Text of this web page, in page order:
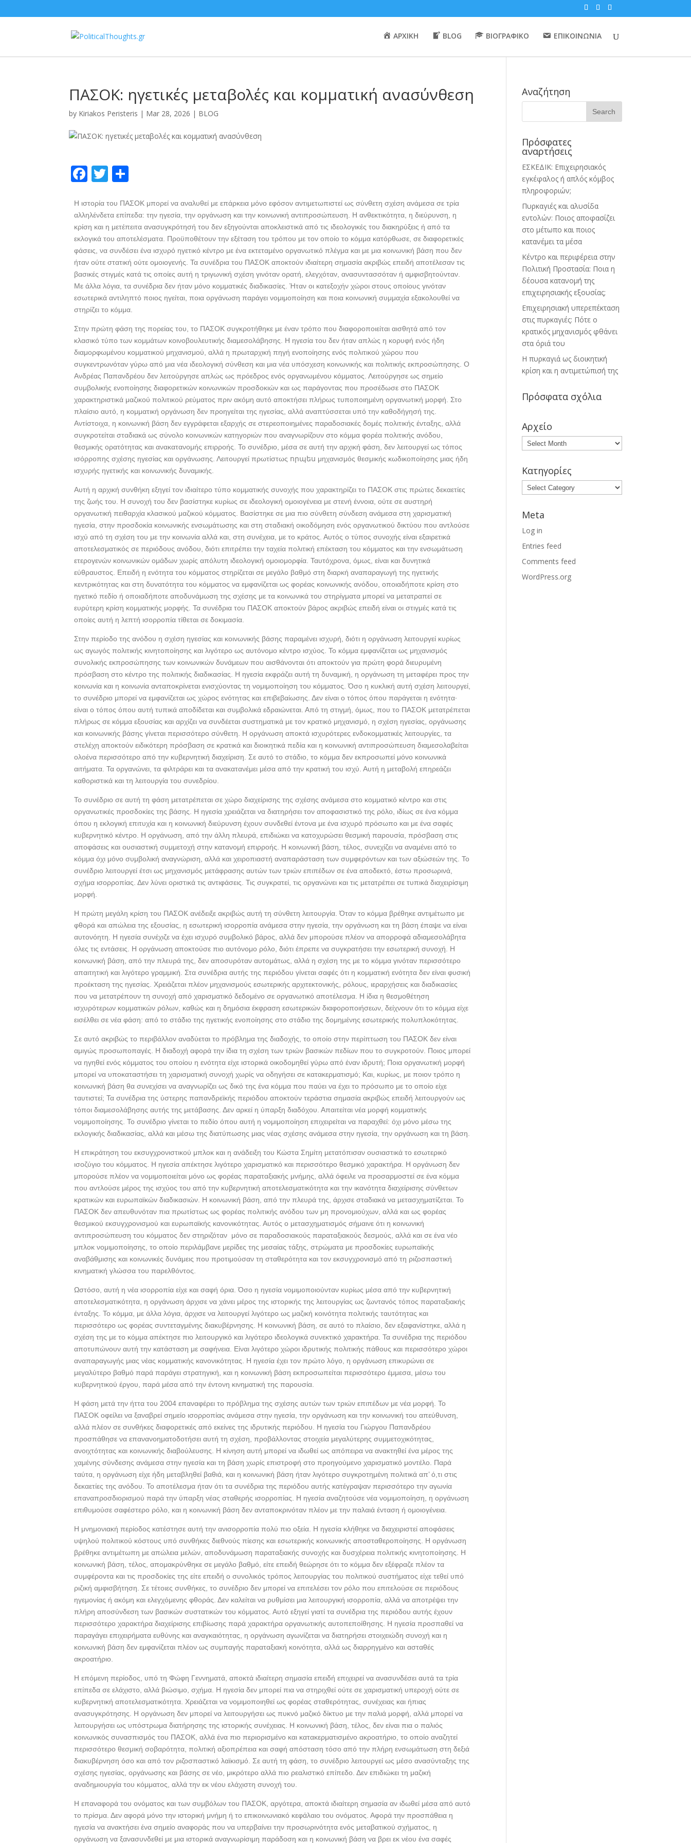
ΑΡΧΙΚΗ BLOG ΒΙΟΓΡΑΦΙΚΟ ΕΠΙΚΟΙΝΩΝΙΑ
ΠΑΣΟΚ: ηγετικές μεταβολές και κομματική ανασύνθεση
by Kiriakos Peristeris | Mar 28, 2026 | BLOG
F
e
b
o
o
k
T
itt
er
ar
e
Η ιστορία του ΠΑΣΟΚ μπορεί να αναλυθεί με επάρκεια μόνο εφόσον αντιμετωπιστεί ως σύνθετη σχέση ανάμεσα σε τρία
αλληλένδετα επίπεδα: την ηγεσία, την οργάνωση και την κοινωνική αντιπροσώπευση. Η ανθεκτικότητα, η διεύρυνση, η
κρίση και η μετέπειτα ανασυγκρότησή του δεν εξηγούνται αποκλειστικά από τις ιδεολογικές του διακηρύξεις ή από τα
εκλογικά του αποτελέσματα. Προϋποθέτουν την εξέταση του τρόπου με τον οποίο το κόμμα κατόρθωσε, σε διαφορετικές
φάσεις, να συνδέσει ένα ισχυρό ηγετικό κέντρο με ένα εκτεταμένο οργανωτικό πλέγμα και με μια κοινωνική βάση που δεν
ήταν ούτε στατική ούτε ομοιογενής. Τα συνέδρια του ΠΑΣΟΚ αποκτούν ιδιαίτερη σημασία ακριβώς επειδή αποτέλεσαν τις
βασικές στιγμές κατά τις οποίες αυτή η τριγωνική σχέση γινόταν ορατή, ελεγχόταν, ανασυντασσόταν ή αμφισβητούνταν.
Με άλλα λόγια, τα συνέδρια δεν ήταν μόνο κομματικές διαδικασίες. Ήταν οι κατεξοχήν χώροι στους οποίους γινόταν
εσωτερικά αντιληπτό ποιος ηγείται, ποια οργάνωση παράγει νομιμοποίηση και ποια κοινωνική συμμαχία εξακολουθεί να
στηρίζει το κόμμα.
Στην πρώτη φάση της πορείας του, το ΠΑΣΟΚ συγκροτήθηκε με έναν τρόπο που διαφοροποιείται αισθητά από τον
κλασικό τύπο των κομμάτων κοινοβουλευτικής διαμεσολάβησης. Η ηγεσία του δεν ήταν απλώς η κορυφή ενός ήδη
διαμορφωμένου κομματικού μηχανισμού, αλλά η πρωταρχική πηγή ενοποίησης ενός πολιτικού χώρου που
συγκεντρωνόταν γύρω από μια νέα ιδεολογική σύνθεση και μια νέα υπόσχεση κοινωνικής και πολιτικής εκπροσώπησης. Ο
Ανδρέας Παπανδρέου δεν λειτούργησε απλώς ως πρόεδρος ενός οργανωμένου κόμματος. Λειτούργησε ως σημείο
συμβολικής ενοποίησης διαφορετικών κοινωνικών προσδοκιών και ως παράγοντας που προσέδωσε στο ΠΑΣΟΚ
χαρακτηριστικά μαζικού πολιτικού ρεύματος πριν ακόμη αυτό αποκτήσει πλήρως τυποποιημένη οργανωτική μορφή. Στο
πλαίσιο αυτό, η κομματική οργάνωση δεν προηγείται της ηγεσίας, αλλά αναπτύσσεται υπό την καθοδήγησή της.
Αντίστοιχα, η κοινωνική βάση δεν εγγράφεται εξαρχής σε στερεοποιημένες παραδοσιακές δομές πολιτικής ένταξης, αλλά
συγκροτείται σταδιακά ως σύνολο κοινωνικών κατηγοριών που αναγνωρίζουν στο κόμμα φορέα πολιτικής ανόδου,
θεσμικής ορατότητας και ανακατανομής επιρροής. Το συνέδριο, μέσα σε αυτή την αρχική φάση, δεν λειτουργεί ως τόπος
ισόρροπης σχέσης ηγεσίας και οργάνωσης. Λειτουργεί πρωτίστως որպես μηχανισμός θεσμικής κωδικοποίησης μιας ήδη
ισχυρής ηγετικής και κοινωνικής δυναμικής.
Αυτή η αρχική συνθήκη εξηγεί τον ιδιαίτερο τύπο κομματικής συνοχής που χαρακτηρίζει το ΠΑΣΟΚ στις πρώτες δεκαετίες
της ζωής του. Η συνοχή του δεν βασίστηκε κυρίως σε ιδεολογική ομοιογένεια με στενή έννοια, ούτε σε αυστηρή
οργανωτική πειθαρχία κλασικού μαζικού κόμματος. Βασίστηκε σε μια πιο σύνθετη σύνδεση ανάμεσα στη χαρισματική
ηγεσία, στην προσδοκία κοινωνικής ενσωμάτωσης και στη σταδιακή οικοδόμηση ενός οργανωτικού δικτύου που αντλούσε
ισχύ από τη σχέση του με την κοινωνία αλλά και, στη συνέχεια, με το κράτος. Αυτός ο τύπος συνοχής είναι εξαιρετικά
αποτελεσματικός σε περιόδους ανόδου, διότι επιτρέπει την ταχεία πολιτική επέκταση του κόμματος και την ενσωμάτωση
ετερογενών κοινωνικών ομάδων χωρίς απόλυτη ιδεολογική ομοιομορφία. Ταυτόχρονα, όμως, είναι και δυνητικά
εύθραυστος. Επειδή η ενότητα του κόμματος στηρίζεται σε μεγάλο βαθμό στη διαρκή αναπαραγωγή της ηγετικής
κεντρικότητας και στη δυνατότητα του κόμματος να εμφανίζεται ως φορέας κοινωνικής ανόδου, οποιαδήποτε κρίση στο
ηγετικό πεδίο ή οποιαδήποτε αποδυνάμωση της σχέσης με τα κοινωνικά του στηρίγματα μπορεί να μετατραπεί σε
ευρύτερη κρίση κομματικής μορφής. Τα συνέδρια του ΠΑΣΟΚ αποκτούν βάρος ακριβώς επειδή είναι οι στιγμές κατά τις
οποίες αυτή η λεπτή ισορροπία τίθεται σε δοκιμασία.
Στην περίοδο της ανόδου η σχέση ηγεσίας και κοινωνικής βάσης παραμένει ισχυρή, διότι η οργάνωση λειτουργεί κυρίως
ως αγωγός πολιτικής κινητοποίησης και λιγότερο ως αυτόνομο κέντρο ισχύος. Το κόμμα εμφανίζεται ως μηχανισμός
συνολικής εκπροσώπησης των κοινωνικών δυνάμεων που αισθάνονται ότι αποκτούν για πρώτη φορά διευρυμένη
πρόσβαση στο κέντρο της πολιτικής διαδικασίας. Η ηγεσία εκφράζει αυτή τη δυναμική, η οργάνωση τη μεταφέρει προς την
κοινωνία και η κοινωνία ανταποκρίνεται ενισχύοντας τη νομιμοποίηση του κόμματος. Όσο η κυκλική αυτή σχέση λειτουργεί,
το συνέδριο μπορεί να εμφανίζεται ως χώρος ενότητας και επιβεβαίωσης. Δεν είναι ο τόπος όπου παράγεται η ενότητα·
είναι ο τόπος όπου αυτή τυπικά αποδίδεται και συμβολικά εδραιώνεται. Από τη στιγμή, όμως, που το ΠΑΣΟΚ μετατρέπεται
πλήρως σε κόμμα εξουσίας και αρχίζει να συνδέεται συστηματικά με τον κρατικό μηχανισμό, η σχέση ηγεσίας, οργάνωσης
και κοινωνικής βάσης γίνεται περισσότερο σύνθετη. Η οργάνωση αποκτά ισχυρότερες ενδοκομματικές λειτουργίες, τα
στελέχη αποκτούν ειδικότερη πρόσβαση σε κρατικά και διοικητικά πεδία και η κοινωνική αντιπροσώπευση διαμεσολαβείται
ολοένα περισσότερο από την κυβερνητική διαχείριση. Σε αυτό το στάδιο, το κόμμα δεν εκπροσωπεί μόνο κοινωνικά
αιτήματα. Τα οργανώνει, τα φιλτράρει και τα ανακατανέμει μέσα από την κρατική του ισχύ. Αυτή η μεταβολή επηρεάζει
καθοριστικά και τη λειτουργία του συνεδρίου.
Το συνέδριο σε αυτή τη φάση μετατρέπεται σε χώρο διαχείρισης της σχέσης ανάμεσα στο κομματικό κέντρο και στις
οργανωτικές προσδοκίες της βάσης. Η ηγεσία χρειάζεται να διατηρήσει τον αποφασιστικό της ρόλο, ιδίως σε ένα κόμμα
όπου η εκλογική επιτυχία και η κοινωνική διεύρυνση έχουν συνδεθεί έντονα με ένα ισχυρό πρόσωπο και με ένα σαφές
κυβερνητικό κέντρο. Η οργάνωση, από την άλλη πλευρά, επιδιώκει να κατοχυρώσει θεσμική παρουσία, πρόσβαση στις
αποφάσεις και ουσιαστική συμμετοχή στην κατανομή επιρροής. Η κοινωνική βάση, τέλος, συνεχίζει να αναμένει από το
κόμμα όχι μόνο συμβολική αναγνώριση, αλλά και χειροπιαστή αναπαράσταση των συμφερόντων και των αξιώσεών της. Το
συνέδριο λειτουργεί έτσι ως μηχανισμός μετάφρασης αυτών των τριών επιπέδων σε ένα αποδεκτό, έστω προσωρινά,
σχήμα ισορροπίας. Δεν λύνει οριστικά τις αντιφάσεις. Τις συγκρατεί, τις οργανώνει και τις μετατρέπει σε τυπικά διαχειρίσιμη
μορφή.
Η πρώτη μεγάλη κρίση του ΠΑΣΟΚ ανέδειξε ακριβώς αυτή τη σύνθετη λειτουργία. Όταν το κόμμα βρέθηκε αντιμέτωπο με
φθορά και απώλεια της εξουσίας, η εσωτερική ισορροπία ανάμεσα στην ηγεσία, την οργάνωση και τη βάση έπαψε να είναι
αυτονόητη. Η ηγεσία συνέχιζε να έχει ισχυρό συμβολικό βάρος, αλλά δεν μπορούσε πλέον να απορροφά αδιαμεσολάβητα
όλες τις εντάσεις. Η οργάνωση αποκτούσε πιο αυτόνομο ρόλο, διότι έπρεπε να συγκρατήσει την εσωτερική συνοχή. Η
κοινωνική βάση, από την πλευρά της, δεν αποσυρόταν αυτομάτως, αλλά η σχέση της με το κόμμα γινόταν περισσότερο
απαιτητική και λιγότερο γραμμική. Στα συνέδρια αυτής της περιόδου γίνεται σαφές ότι η κομματική ενότητα δεν είναι φυσική
προέκταση της ηγεσίας. Χρειάζεται πλέον μηχανισμούς εσωτερικής αρχιτεκτονικής, ρόλους, ιεραρχήσεις και διαδικασίες
που να μετατρέπουν τη συνοχή από χαρισματικό δεδομένο σε οργανωτικό αποτέλεσμα. Η ίδια η θεσμοθέτηση
ισχυρότερων κομματικών ρόλων, καθώς και η δημόσια έκφραση εσωτερικών διαφοροποιήσεων, δείχνουν ότι το κόμμα είχε
εισέλθει σε νέα φάση: από το στάδιο της ηγετικής ενοποίησης στο στάδιο της δομημένης εσωτερικής πολυπλοκότητας.
Σε αυτό ακριβώς το περιβάλλον αναδύεται το πρόβλημα της διαδοχής, το οποίο στην περίπτωση του ΠΑΣΟΚ δεν είναι
αμιγώς προσωποπαγές. Η διαδοχή αφορά την ίδια τη σχέση των τριών βασικών πεδίων που το συγκροτούν. Ποιος μπορεί
να ηγηθεί ενός κόμματος του οποίου η ενότητα είχε ιστορικά οικοδομηθεί γύρω από έναν ιδρυτή; Ποια οργανωτική μορφή
μπορεί να υποκαταστήσει τη χαρισματική συνοχή χωρίς να οδηγήσει σε κατακερματισμό; Και, κυρίως, με ποιον τρόπο η
κοινωνική βάση θα συνεχίσει να αναγνωρίζει ως δικό της ένα κόμμα που παύει να έχει το πρόσωπο με το οποίο είχε
ταυτιστεί; Τα συνέδρια της ύστερης παπανδρεϊκής περιόδου αποκτούν τεράστια σημασία ακριβώς επειδή λειτουργούν ως
τόποι διαμεσολάβησης αυτής της μετάβασης. Δεν αρκεί η ύπαρξη διαδόχου. Απαιτείται νέα μορφή κομματικής
νομιμοποίησης. Το συνέδριο γίνεται το πεδίο όπου αυτή η νομιμοποίηση επιχειρείται να παραχθεί: όχι μόνο μέσω της
εκλογικής διαδικασίας, αλλά και μέσω της διατύπωσης μιας νέας σχέσης ανάμεσα στην ηγεσία, την οργάνωση και τη βάση.
Η επικράτηση του εκσυγχρονιστικού μπλοκ και η ανάδειξη του Κώστα Σημίτη μετατόπισαν ουσιαστικά το εσωτερικό
ισοζύγιο του κόμματος. Η ηγεσία απέκτησε λιγότερο χαρισματικό και περισσότερο θεσμικό χαρακτήρα. Η οργάνωση δεν
μπορούσε πλέον να νομιμοποιείται μόνο ως φορέας παραταξιακής μνήμης, αλλά όφειλε να προσαρμοστεί σε ένα κόμμα
που αντλούσε μέρος της ισχύος του από την κυβερνητική αποτελεσματικότητα και την ικανότητα διαχείρισης σύνθετων
κρατικών και ευρωπαϊκών διαδικασιών. Η κοινωνική βάση, από την πλευρά της, άρχισε σταδιακά να μετασχηματίζεται. Το
ΠΑΣΟΚ δεν απευθυνόταν πια πρωτίστως ως φορέας πολιτικής ανόδου των μη προνομιούχων, αλλά και ως φορέας
θεσμικού εκσυγχρονισμού και ευρωπαϊκής κανονικότητας. Αυτός ο μετασχηματισμός σήμαινε ότι η κοινωνική
αντιπροσώπευση του κόμματος δεν στηριζόταν μόνο σε παραδοσιακούς παραταξιακούς δεσμούς, αλλά και σε ένα νέο
μπλοκ νομιμοποίησης, το οποίο περιλάμβανε μερίδες της μεσαίας τάξης, στρώματα με προσδοκίες ευρωπαϊκής
αναβάθμισης και κοινωνικές δυνάμεις που προτιμούσαν τη σταθερότητα και τον εκσυγχρονισμό από τη ριζοσπαστική
κινηματική γλώσσα του παρελθόντος.
Ωστόσο, αυτή η νέα ισορροπία είχε και σαφή όρια. Όσο η ηγεσία νομιμοποιούνταν κυρίως μέσα από την κυβερνητική
αποτελεσματικότητα, η οργάνωση άρχισε να χάνει μέρος της ιστορικής της λειτουργίας ως ζωντανός τόπος παραταξιακής
ένταξης. Το κόμμα, με άλλα λόγια, άρχισε να λειτουργεί λιγότερο ως μαζική κοινότητα πολιτικής ταυτότητας και
περισσότερο ως φορέας συντεταγμένης διακυβέρνησης. Η κοινωνική βάση, σε αυτό το πλαίσιο, δεν εξαφανίστηκε, αλλά η
σχέση της με το κόμμα απέκτησε πιο λειτουργικό και λιγότερο ιδεολογικά συνεκτικό χαρακτήρα. Τα συνέδρια της περιόδου
αποτυπώνουν αυτή την κατάσταση με σαφήνεια. Είναι λιγότερο χώροι ιδρυτικής πολιτικής πάθους και περισσότερο χώροι
αναπαραγωγής μιας νέας κομματικής κανονικότητας. Η ηγεσία έχει τον πρώτο λόγο, η οργάνωση επικυρώνει σε
μεγαλύτερο βαθμό παρά παράγει στρατηγική, και η κοινωνική βάση εκπροσωπείται περισσότερο έμμεσα, μέσω του
κυβερνητικού έργου, παρά μέσα από την έντονη κινηματική της παρουσία.
Η φάση μετά την ήττα του 2004 επαναφέρει το πρόβλημα της σχέσης αυτών των τριών επιπέδων με νέα μορφή. Το
ΠΑΣΟΚ οφείλει να ξαναβρεί σημείο ισορροπίας ανάμεσα στην ηγεσία, την οργάνωση και την κοινωνική του απεύθυνση,
αλλά πλέον σε συνθήκες διαφορετικές από εκείνες της ιδρυτικής περιόδου. Η ηγεσία του Γιώργου Παπανδρέου
προσπάθησε να επανανοηματοδοτήσει αυτή τη σχέση, προβάλλοντας στοιχεία μεγαλύτερης συμμετοχικότητας,
ανοιχτότητας και κοινωνικής διαβούλευσης. Η κίνηση αυτή μπορεί να ιδωθεί ως απόπειρα να ανακτηθεί ένα μέρος της
χαμένης σύνδεσης ανάμεσα στην ηγεσία και τη βάση χωρίς επιστροφή στο προηγούμενο χαρισματικό μοντέλο. Παρά
ταύτα, η οργάνωση είχε ήδη μεταβληθεί βαθιά, και η κοινωνική βάση ήταν λιγότερο συγκροτημένη πολιτικά απ’ ό,τι στις
δεκαετίες της ανόδου. Το αποτέλεσμα ήταν ότι τα συνέδρια της περιόδου αυτής κατέγραψαν περισσότερο την αγωνία
επαναπροσδιορισμού παρά την ύπαρξη νέας σταθερής ισορροπίας. Η ηγεσία αναζητούσε νέα νομιμοποίηση, η οργάνωση
επιθυμούσε σαφέστερο ρόλο, και η κοινωνική βάση δεν ανταποκρινόταν πλέον με την παλαιά ένταση ή ομοιογένεια.
Η μνημονιακή περίοδος κατέστησε αυτή την ανισορροπία πολύ πιο οξεία. Η ηγεσία κλήθηκε να διαχειριστεί αποφάσεις
υψηλού πολιτικού κόστους υπό συνθήκες διεθνούς πίεσης και εσωτερικής κοινωνικής αποσταθεροποίησης. Η οργάνωση
βρέθηκε αντιμέτωπη με απώλεια μελών, αποδυνάμωση παραταξιακής συνοχής και δυσχέρεια πολιτικής κινητοποίησης. Η
κοινωνική βάση, τέλος, απομακρύνθηκε σε μεγάλο βαθμό, είτε επειδή θεώρησε ότι το κόμμα δεν εξέφραζε πλέον τα
συμφέροντα και τις προσδοκίες της είτε επειδή ο συνολικός τρόπος λειτουργίας του πολιτικού συστήματος είχε τεθεί υπό
ριζική αμφισβήτηση. Σε τέτοιες συνθήκες, το συνέδριο δεν μπορεί να επιτελέσει τον ρόλο που επιτελούσε σε περιόδους
ηγεμονίας ή ακόμη και ελεγχόμενης φθοράς. Δεν καλείται να ρυθμίσει μια λειτουργική ισορροπία, αλλά να αποτρέψει την
πλήρη αποσύνδεση των βασικών συστατικών του κόμματος. Αυτό εξηγεί γιατί τα συνέδρια της περιόδου αυτής έχουν
περισσότερο χαρακτήρα διαχείρισης επιβίωσης παρά χαρακτήρα οργανωτικής αυτοπεποίθησης. Η ηγεσία προσπαθεί να
παραγάγει επιχειρήματα ευθύνης και αναγκαιότητας, η οργάνωση αγωνίζεται να διατηρήσει στοιχειώδη συνοχή και η
κοινωνική βάση δεν εμφανίζεται πλέον ως συμπαγής παραταξιακή κοινότητα, αλλά ως διαρρηγμένο και ασταθές
ακροατήριο.
Η επόμενη περίοδος, υπό τη Φώφη Γεννηματά, αποκτά ιδιαίτερη σημασία επειδή επιχειρεί να ανασυνδέσει αυτά τα τρία
επίπεδα σε ελάχιστο, αλλά βιώσιμο, σχήμα. Η ηγεσία δεν μπορεί πια να στηριχθεί ούτε σε χαρισματική υπεροχή ούτε σε
κυβερνητική αποτελεσματικότητα. Χρειάζεται να νομιμοποιηθεί ως φορέας σταθερότητας, συνέχειας και ήπιας
ανασυγκρότησης. Η οργάνωση δεν μπορεί να λειτουργήσει ως πυκνό μαζικό δίκτυο με την παλιά μορφή, αλλά μπορεί να
λειτουργήσει ως υπόστρωμα διατήρησης της ιστορικής συνέχειας. Η κοινωνική βάση, τέλος, δεν είναι πια ο παλιός
κοινωνικός συνασπισμός του ΠΑΣΟΚ, αλλά ένα πιο περιορισμένο και κατακερματισμένο ακροατήριο, το οποίο αναζητεί
περισσότερο θεσμική σοβαρότητα, πολιτική αξιοπρέπεια και σαφή απόσταση τόσο από την πλήρη ενσωμάτωση στη δεξιά
διακυβέρνηση όσο και από τον ριζοσπαστικό λαϊκισμό. Σε αυτή τη φάση, το συνέδριο λειτουργεί ως μέσο ανασύνταξης της
σχέσης ηγεσίας, οργάνωσης και βάσης σε νέο, μικρότερο αλλά πιο ρεαλιστικό επίπεδο. Δεν επιδιώκει τη μαζική
αναδημιουργία του κόμματος, αλλά την εκ νέου ελάχιστη συνοχή του.
Η επαναφορά του ονόματος και των συμβόλων του ΠΑΣΟΚ, αργότερα, αποκτά ιδιαίτερη σημασία αν ιδωθεί μέσα από αυτό
το πρίσμα. Δεν αφορά μόνο την ιστορική μνήμη ή το επικοινωνιακό κεφάλαιο του ονόματος. Αφορά την προσπάθεια η
ηγεσία να ανακτήσει ένα σημείο αναφοράς που να υπερβαίνει την προσωρινότητα ενός μεταβατικού σχήματος, η
οργάνωση να ξανασυνδεθεί με μια ιστορικά αναγνωρίσιμη παράδοση και η κοινωνική βάση να βρει εκ νέου ένα σαφές
Αναζήτηση
Πρόσφατες
αναρτήσεις
ΕΣΚΕΔΙΚ: Επιχειρησιακός
εγκέφαλος ή απλός κόμβος
πληροφοριών;
Πυρκαγιές και αλυσίδα
εντολών: Ποιος αποφασίζει
στο μέτωπο και ποιος
κατανέμει τα μέσα
Κέντρο και περιφέρεια στην
Πολιτική Προστασία: Ποια η
δέουσα κατανομή της
επιχειρησιακής εξουσίας;
Επιχειρησιακή υπερεπέκταση
στις πυρκαγιές: Πότε ο
κρατικός μηχανισμός φθάνει
στα όριά του
Η πυρκαγιά ως διοικητική
κρίση και η αντιμετώπισή της
Πρόσφατα σχόλια
Αρχείο
Κατηγορίες
Meta
Log in
Entries feed
Comments feed
WordPress.org